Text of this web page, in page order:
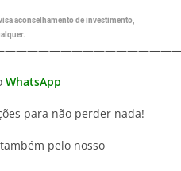
aconselhamento de investimento,
WhatsApp
para não perder nada!
pelo nosso